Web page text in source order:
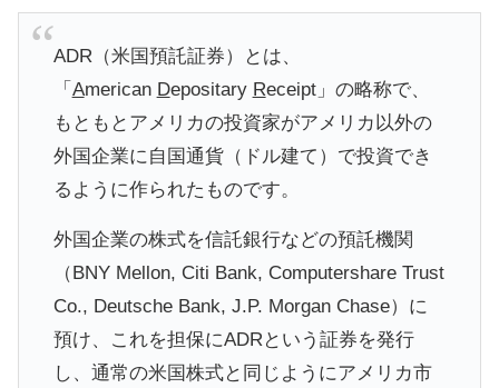
ADR（米国預託証券）とは、
「 American Depositary Receipt」の略称で、
もともとアメリカの投資家がアメリカ以外の
外国企業に自国通貨（ドル建て）で投資でき
るように作られたものです。
外国企業の株式を信託銀行などの預託機関
（BNY Mellon, Citi Bank, Computershare Trust
Co., Deutsche Bank, J.P. Morgan Chase）に
預け、これを担保にADRという証券を発行
し、通常の米国株式と同じようにアメリカ市